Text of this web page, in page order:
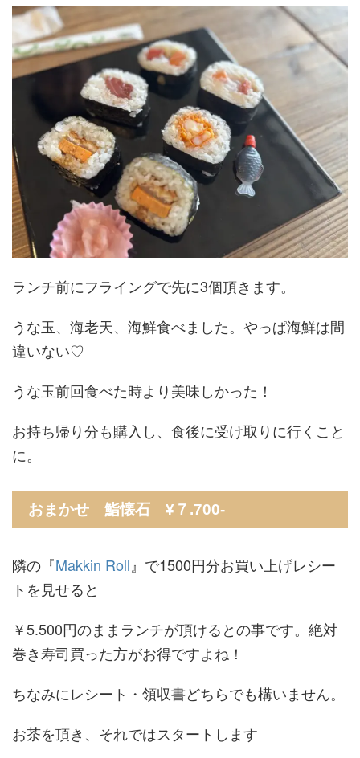
ランチ前にフライングで先に3個頂きます。
うな玉、海老天、海鮮食べました。やっぱ海鮮は間
違いない♡
うな玉前回食べた時より美味しかった！
お持ち帰り分も購入し、食後に受け取りに行くこと
に。
おまかせ 鮨懐石 ¥７.700-
隣の『Makkin Roll 』で1500円分お買い上げレシー
トを見せると
￥5.500円のままランチが頂けるとの事です。絶対
巻き寿司買った方がお得ですよね！
ちなみにレシート・領収書どちらでも構いません。
お茶を頂き、それではスタートします